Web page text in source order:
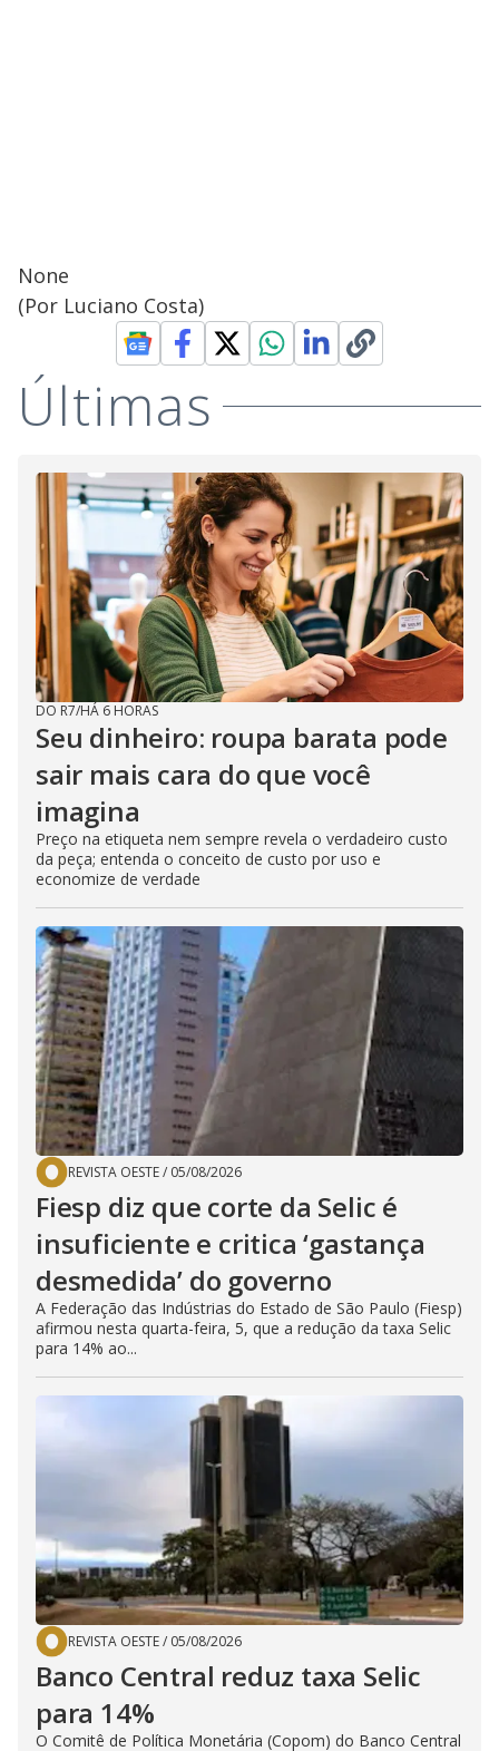
None
(Por Luciano Costa)
Últimas
DO R7/HÁ 6 HORAS
Seu dinheiro: roupa barata pode
sair mais cara do que você
imagina
Preço na etiqueta nem sempre revela o verdadeiro custo
da peça; entenda o conceito de custo por uso e
economize de verdade
REVISTA OESTE/ 05/08/2026
Fiesp diz que corte da Selic é
insuficiente e critica ‘gastança
desmedida’ do governo
A Federação das Indústrias do Estado de São Paulo (Fiesp)
afirmou nesta quarta-feira, 5, que a redução da taxa Selic
para 14% ao...
REVISTA OESTE/ 05/08/2026
Banco Central reduz taxa Selic
para 14%
O Comitê de Política Monetária (Copom) do Banco Central